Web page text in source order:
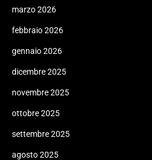
marzo 2026
febbraio 2026
gennaio 2026
dicembre 2025
novembre 2025
ottobre 2025
settembre 2025
agosto 2025